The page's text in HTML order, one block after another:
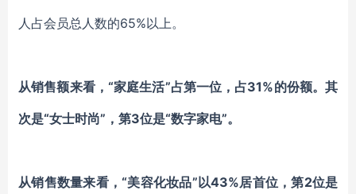
人占会员总人数的65%以上。
从销售额来看， “家庭生活”占第一位，占31%的份额。其
次是“女士时尚”，第3位是“数字家电”。
从销售数量来看， “美容化妆品”以43%居首位 ，第2位是